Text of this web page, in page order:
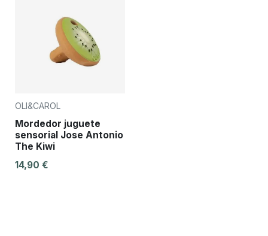
OLI&CAROL
Mordedor juguete
sensorial Jose Antonio
The Kiwi
14,90 €